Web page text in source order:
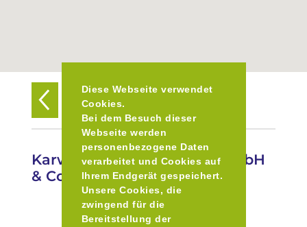
Diese Webseite verwendet
Cookies.
Bei dem Besuch dieser
Webseite werden
personenbezogene Daten
verarbeitet und Cookies auf
Ihrem Endgerät gespeichert.
Unsere Cookies, die
zwingend für die
Bereitstellung der
Zurück zur Übersicht
Karwendel Werke Huber GmbH
& Co.KG